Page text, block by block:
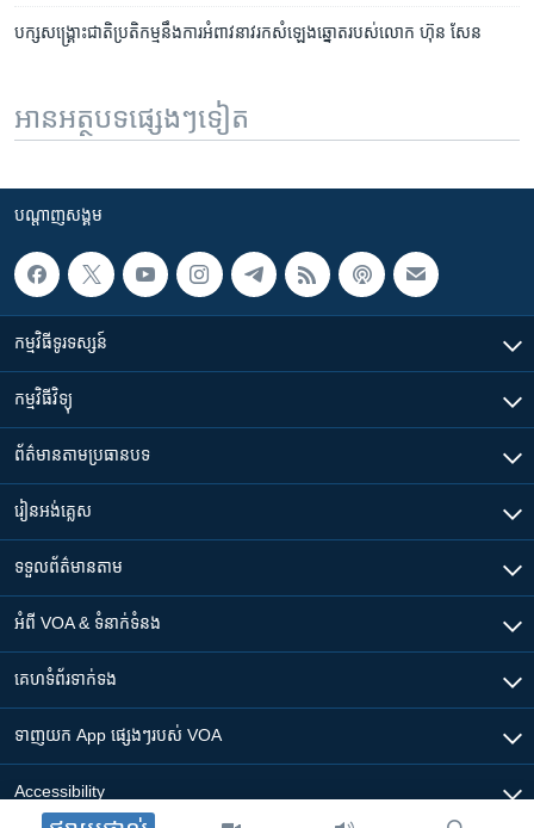
បក្ស​សង្គ្រោះជាតិ​ប្រតិកម្ម​នឹង​ការអំពាវនាវ​រក​​សំឡេង​​ឆ្នោត​របស់​លោក​ ហ៊ុន សែន
អានអត្ថបទផ្សេងៗទៀត
បណ្តាញ​សង្គម
កម្មវិធី​ទូរទស្សន៍
កម្មវិធី​វិទ្យុ
ព័ត៌មាន​តាមប្រធានបទ​
រៀន​​អង់គ្លេស
ទទួល​ព័ត៌មាន​តាម
អំពី​ VOA & ទំនាក់ទំនង
គេហទំព័រ​​ទាក់ទង
ទាញយក​ App ផ្សេងៗ​របស់​ VOA
Accessibility